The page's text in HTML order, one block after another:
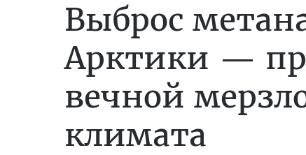
Выброс
Арктики —
вечной
климата